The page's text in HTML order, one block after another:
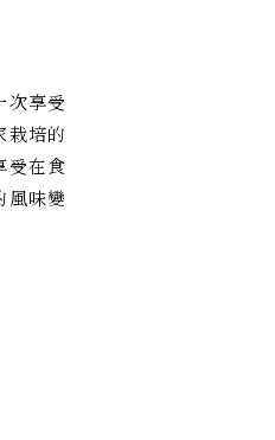
次享受
栽培的
受在食
風味變